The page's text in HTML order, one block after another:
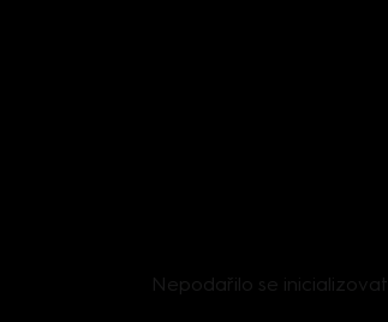
Nepodařilo se